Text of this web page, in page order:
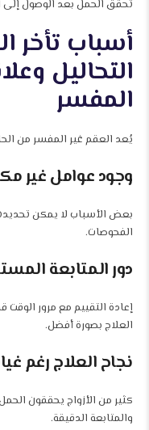
تحقق الحمل بعد الوصول
أسباب تأخر
التحاليل
المفسر
يُعد العقم غير المفسر من
وجود عوامل غير
بعض الأسباب لا يمكن
الفحوصات.
دور المتابعة
إعادة التقييم مع مرور
العلاج بصورة أفضل.
نجاح العلاج رغم
كثير من الأزواج يحققون
والمتابعة الدقيقة.